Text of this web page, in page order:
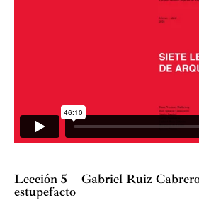
Lección 5 – Gabriel Ruiz
estupefacto